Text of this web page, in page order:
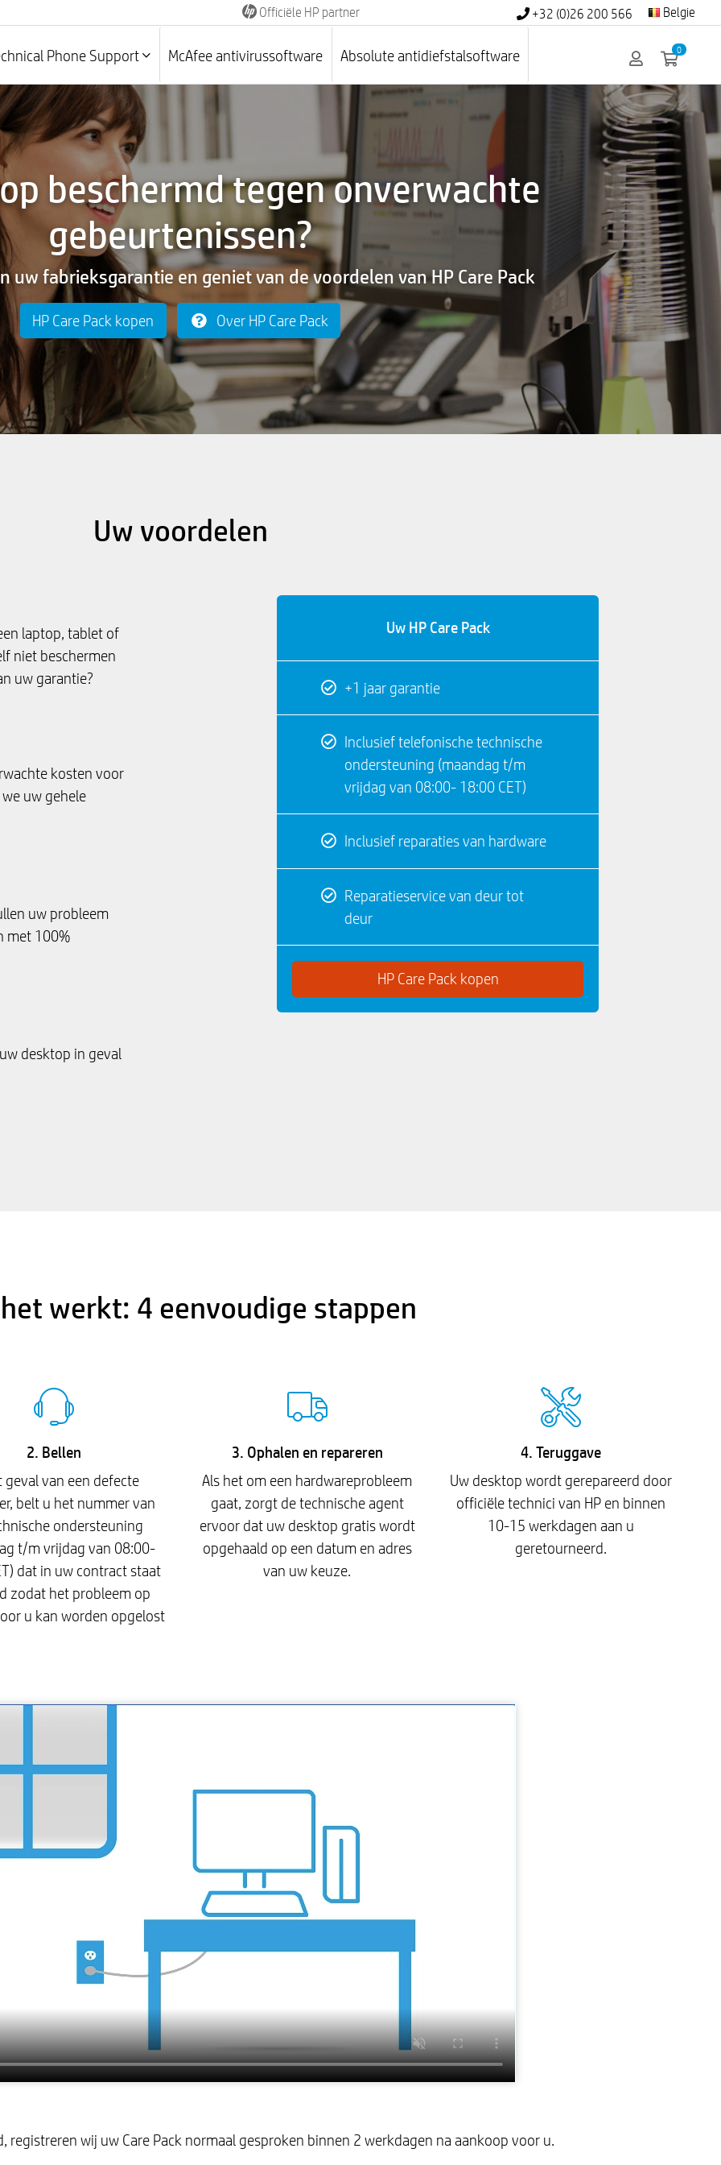
Officiële HP partner +32 (0)26 200 566 Belgie
Phone Support McAfee antivirussoftware Absolute antidiefstalsoftware 0
beschermd tegen onverwachte
gebeurtenissen?
uw fabrieksgarantie en geniet van de voordelen van HP Care Pack
HP Care Pack kopen Over HP Care Pack
Uw voordelen
laptop, tablet of
niet beschermen
uw garantie?
kosten voor
uw gehele
uw probleem
met 100%
desktop in geval
Uw HP Care Pack
+1 jaar garantie
Inclusief telefonische technische
ondersteuning (maandag t/m
vrijdag van 08:00- 18:00 CET)
Inclusief reparaties van hardware
Reparatieservice van deur tot
deur
HP Care Pack kopen
werkt: 4 eenvoudige stappen
2. Bellen
geval van een defecte
belt u het nummer van
ondersteuning
t/m vrijdag van 08:00-
dat in uw contract staat
zodat het probleem op
u kan worden opgelost
3. Ophalen en repareren
Als het om een hardwareprobleem
gaat, zorgt de technische agent
ervoor dat uw desktop gratis wordt
opgehaald op een datum en adres
van uw keuze.
4. Teruggave
Uw desktop wordt gerepareerd door
officiële technici van HP en binnen
10-15 werkdagen aan u
geretourneerd.
registreren wij uw Care Pack normaal gesproken binnen 2 werkdagen na aankoop voor u.